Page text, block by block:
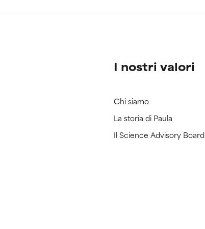
I nostri valori
Chi siamo
La storia di Paula
Il Science Advisory Board